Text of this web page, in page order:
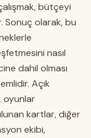
bütçeyi
Sonuç olarak, bu
nasıl
dahil olması
Açık
oyunlar
kartlar, diğer
ekibi,